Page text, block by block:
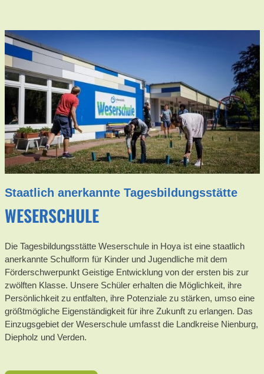
Staatlich anerkannte Tagesbildungsstätte
WESERSCHULE
Die Tagesbildungsstätte Weserschule in Hoya ist eine staatlich
anerkannte Schulform für Kinder und Jugendliche mit dem
Förderschwerpunkt Geistige Entwicklung von der ersten bis zur
zwölften Klasse. Unsere Schüler erhalten die Möglichkeit, ihre
Persönlichkeit zu entfalten, ihre Potenziale zu stärken, umso eine
größtmögliche Eigenständigkeit für ihre Zukunft zu erlangen. Das
Einzugsgebiet der Weserschule umfasst die Landkreise Nienburg,
Diepholz und Verden.